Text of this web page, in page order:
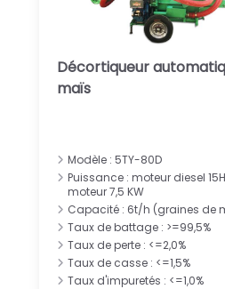
Décortiqueur
maïs
Modèle : 5TY-80D
Puissance : moteur diesel
moteur 7,5 KW
Capacité : 6t/h (graines de
Taux de battage : >=99,5%
Taux de perte : <=2,0%
Taux de casse : <=1,5%
Taux d'impuretés : <=1,0%